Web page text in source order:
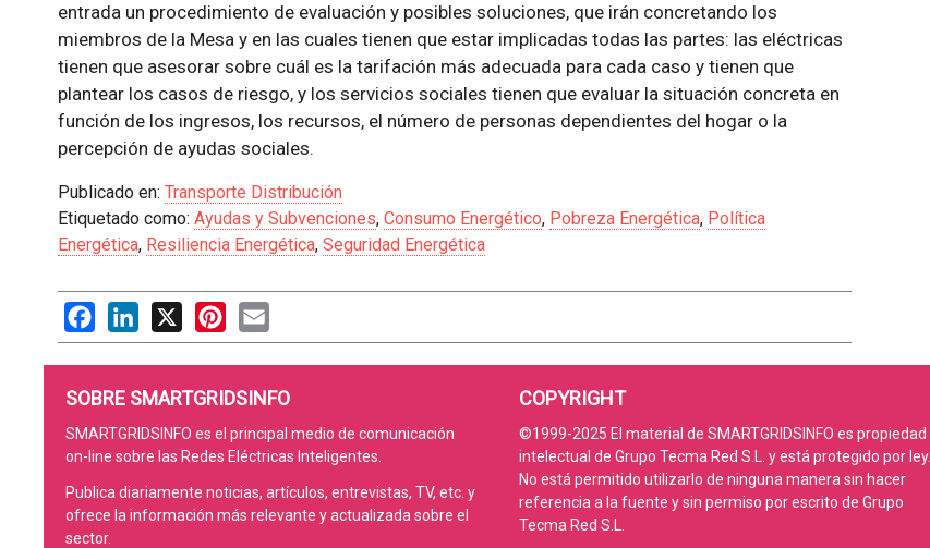
entrada un procedimiento de evaluación y posibles soluciones, que irán concretando los
miembros de la Mesa y en las cuales tienen que estar implicadas todas las partes: las eléctricas
tienen que asesorar sobre cuál es la tarifación más adecuada para cada caso y tienen que
plantear los casos de riesgo, y los servicios sociales tienen que evaluar la situación concreta en
función de los ingresos, los recursos, el número de personas dependientes del hogar o la
percepción de ayudas sociales.
Publicado en: Transporte Distribución
Etiquetado como: Ayudas y Subvenciones, Consumo Energético, Pobreza Energética, Política
Energética, Resiliencia Energética, Seguridad Energética
FacebookLinkedIn
X PinterestEmail
SOBRE SMARTGRIDSINFO
SMARTGRIDSINFO es el principal medio de comunicación
on-line sobre las Redes Eléctricas Inteligentes.
Publica diariamente noticias, artículos, entrevistas, TV, etc. y
ofrece la información más relevante y actualizada sobre el
sector.
COPYRIGHT
©1999-2025 El material de SMARTGRIDSINFO es propiedad
intelectual de Grupo Tecma Red S.L. y está protegido por ley.
No está permitido utilizarlo de ninguna manera sin hacer
referencia a la fuente y sin permiso por escrito de Grupo
Tecma Red S.L.